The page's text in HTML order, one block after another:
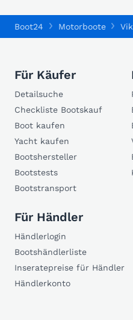
Boot24 Motorboote
Für Käufer
Detailsuche
Checkliste Bootskauf
Boot kaufen
Yacht kaufen
Bootshersteller
Bootstests
Bootstransport
Für Händler
Händlerlogin
Bootshändlerliste
Inseratepreise für Händler
Händlerkonto